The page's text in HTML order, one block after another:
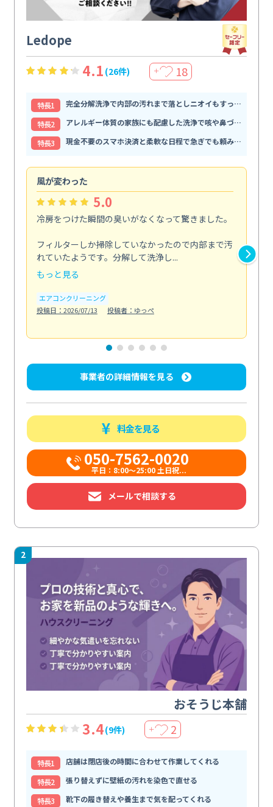
Ledope
4.1 (26件) ＋ 18
特⻑1
完全分解洗浄で内部の汚れまで落としニオイもすっきり解消
特⻑2
アレルギー体質の家族にも配慮した洗浄で咳や鼻づまりが和らぐ
特⻑3
現金不要のスマホ決済と柔軟な日程で急ぎでも頼みやすい
風が変わった
5.0
冷房をつけた瞬間の臭いがなくなって驚きました。
フィルターしか掃除していなかったので内部まで汚
れていたようです。分解して洗浄し...
もっと見る
エアコンクリーニング
投稿日：2026/07/13
投稿者：ゆっぺ
事業者の詳細情報を見る
料金を見る
050-7562-0020
平日：8:00〜25:00 土日祝...
メールで相談する
2
おそうじ本舗
3.4(9件) ＋ 2
特⻑1
店舗は閉店後の時間に合わせて作業してくれる
特⻑2
張り替えずに壁紙の汚れを染色で直せる
特⻑3
靴下の履き替えや養生まで気を配ってくれる